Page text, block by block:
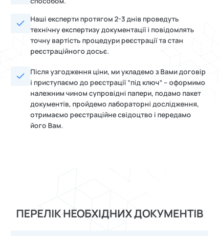
Наші експерти протягом 2-3 днів проведуть
технічну експертизу документації і повідомлять
точну вартість процедури реєстрації та стан
реєстраційного досьє.
Після узгодження ціни, ми укладемо з Вами договір
і приступаємо до реєстрації “під ключ” – оформимо
належним чином супровідні папери, подамо пакет
документів, пройдемо лабораторні дослідження,
отримаємо реєстраційне свідоцтво і передамо
його Вам.
ПЕРЕЛІК НЕОБХІДНИХ ДОКУМЕНТІВ